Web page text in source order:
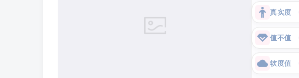
真实度
值不值
软度值